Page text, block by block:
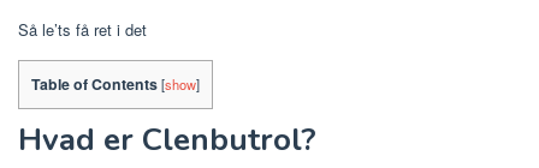
Så le’ts få ret i det
Table of Contents[show]
Hvad er Clenbutrol?